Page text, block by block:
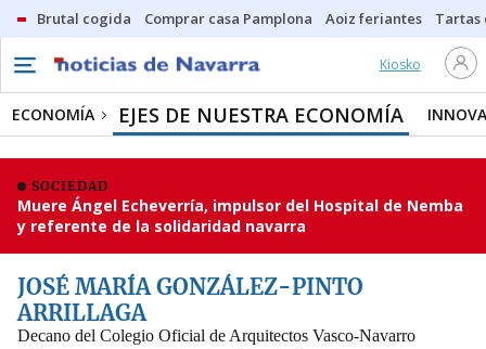
Brutal cogida Comprar casa Pamplona Aoiz feriantes Tartas
Kiosko
ECONOMÍA EJES DE NUESTRA ECONOMÍA
SOCIEDAD
Muere Ángel Echeverría, impulsor del Hospital de Nemba
y referente de la solidaridad navarra
JOSÉ MARÍA GONZÁLEZ-PINTO
ARRILLAGA
Decano del Colegio Oficial de Arquitectos Vasco-Navarro